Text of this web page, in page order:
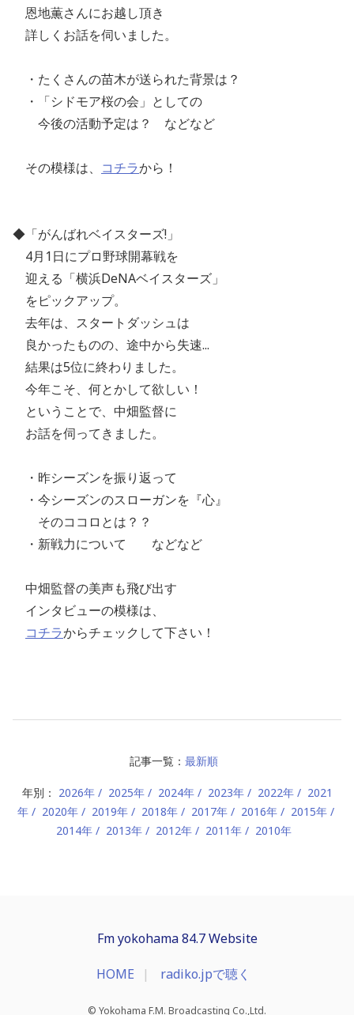
恩地薫さんにお越し頂き
詳しくお話を伺いました。
・たくさんの苗木が送られた背景は？
・「シドモア桜の会」としての
今後の活動予定は？ などなど
その模様は、 コチラから！
◆「がんばれベイスターズ!」
4月1日にプロ野球開幕戦を
迎える「横浜DeNAベイスターズ」
をピックアップ。
去年は、スタートダッシュは
良かったものの、途中から失速...
結果は5位に終わりました。
今年こそ、何とかして欲しい！
ということで、中畑監督に
お話を伺ってきました。
・昨シーズンを振り返って
・今シーズンのスローガンを『心』
そのココロとは？？
・新戦力について などなど
中畑監督の美声も飛び出す
インタビューの模様は、
コチラからチェックして下さい！
記事一覧： 最新順
年別： 2026年 2025年 2024年 2023年 2022年
2021
年
2020年 2019年 2018年 2017年 2016年
2015年
2014年
2013年 2012年 2011年 2010年
Fm yokohama 84.7 Website
HOME radiko.jpで聴く
© Yokohama F.M. Broadcasting Co.,Ltd.